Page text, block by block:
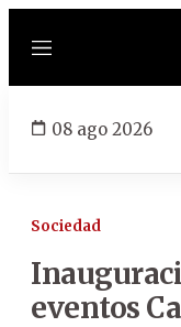
Menú
08 ago 2026
Sociedad
eventos